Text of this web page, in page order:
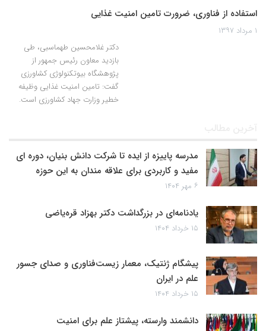
استفاده از فناوری، ضرورت تامین امنیت غذایی
۱ مرداد ۱۳۹۷
دکتر غلامحسین طهماسبی، طی
بازدید معاون رئیس جمهور از
پژوهشگاه بیوتکنولوژی کشاورزی
گفت: تامین امنیت غذایی وظیفه
خطیر وزارت جهاد کشاورزی است.
آخرین مطالب
مدرسه پاییزه از ایده تا شرکت دانش بنیان، دوره ای
مفید و کاربردی برای علاقه مندان به این حوزه
۶ مهر ۱۴۰۴
یادنامه‌ای در بزرگداشت دکتر بهزاد قره‌یاضی
۱۵ خرداد ۱۴۰۴
پیشگام ژنتیک، معمار زیست‌فناوری و صدای جسور
علم در ایران
۱۵ خرداد ۱۴۰۴
دانشمند وارسته، پیشتاز علم برای امنیت